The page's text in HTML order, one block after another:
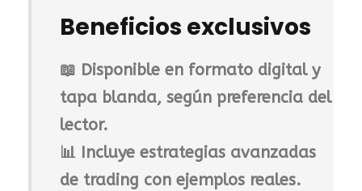
Beneficios exclusivos
📖 Disponible en formato digital y
tapa blanda, según preferencia del
lector.
📊
Incluye estrategias avanzadas
de trading con ejemplos reales.